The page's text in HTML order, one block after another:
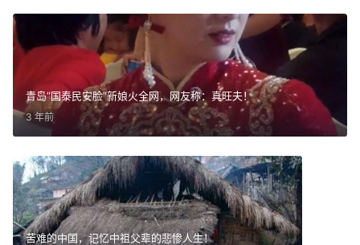
青岛“国泰民安脸”新娘火全网，网友称：真旺夫！
3 年前
苦难的中国，记忆中祖父辈的悲惨人生！